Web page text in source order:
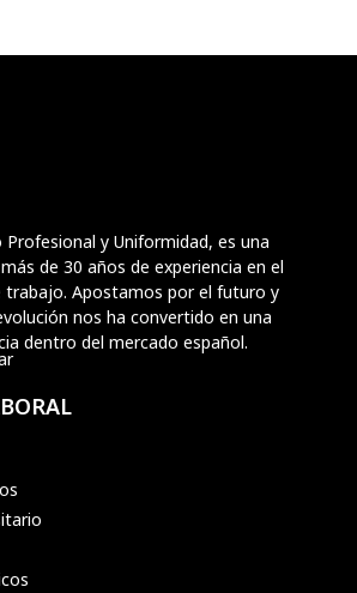
Profesional y Uniformidad, es una
de 30 años de experiencia en el
trabajo. Apostamos por el futuro y
nos ha convertido en una
dentro del mercado español.